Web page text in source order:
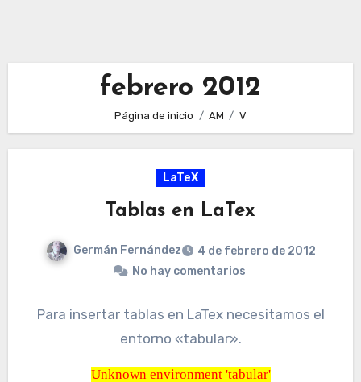
febrero 2012
Página de inicio AM V
LaTeX
Tablas en LaTex
Germán Fernández
4 de febrero de 2012
No hay comentarios
Para insertar tablas en LaTex necesitamos el
entorno «tabular».
Unknown environment 'tabular'
Unknown environment 'tabular'